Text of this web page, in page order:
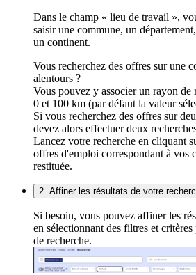
Dans le champ « lieu de travail »,
saisir une commune, un
un continent.
Vous recherchez des offres sur une
alentours ?
Vous pouvez y associer un rayon de
0 et 100 km (par défaut la valeur
Si vous recherchez des offres sur
devez alors effectuer deux
Lancez votre recherche en cliquant
offres d'emploi correspondant à vos
restituée.
2. Affiner les résultats de votre
Si besoin, vous pouvez affiner les
en sélectionnant des filtres et critères
de recherche.